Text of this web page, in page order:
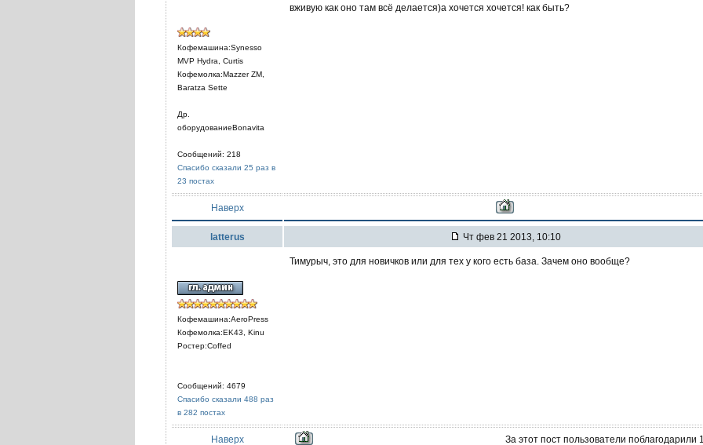
Кофемашина:Synesso
MVP Hydra, Curtis
Кофемолка:Mazzer ZM,
Baratza Sette
Др.
оборудованиеBonavita
Сообщений: 218
Спасибо сказали 25 раз в
23 постах
вживую как оно там всё делается)а хочется хочется! как быть?
Наверх
latterus Чт фев 21 2013, 10:10
Кофемашина:AeroPress
Кофемолка:EK43, Kinu
Ростер:Coffed
Сообщений: 4679
Спасибо сказали 488 раз
в 282 постах
Тимурыч, это для новичков или для тех у кого есть база. Зачем оно вообще?
Наверх За этот пост пользователи поблагодарили